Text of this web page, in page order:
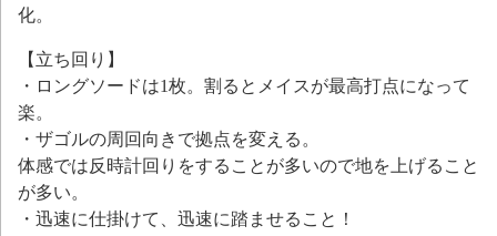
化。
【立ち回り】
・ロングソードは1枚。割るとメイスが最高打点になって
楽。
・ザゴルの周回向きで拠点を変える。
体感では反時計回りをすることが多いので地を上げること
が多い。
・迅速に仕掛けて、迅速に踏ませること！